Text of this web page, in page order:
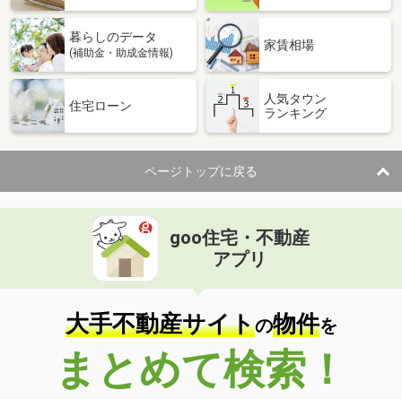
暮らしのデータ
(補助金・助成金情報)
家賃相場
住宅ローン
人気タウン
ランキング
ページトップに戻る
goo住宅・不動産
アプリ
大手不動産サイトの物件を
まとめて検索！